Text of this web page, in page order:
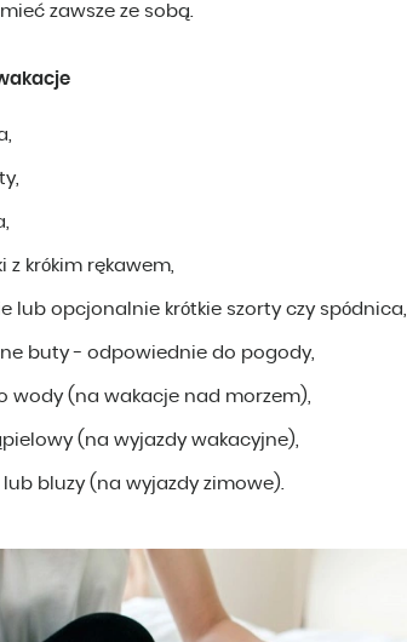
zawsze ze sobą.
z krókim rękawem,
lub opcjonalnie krótkie szorty czy spódnica,
buty - odpowiednie do pogody,
wody (na wakacje nad morzem),
(na wyjazdy wakacyjne),
bluzy (na wyjazdy zimowe).